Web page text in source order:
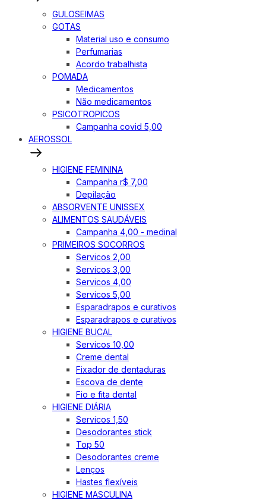
GULOSEIMAS
GOTAS
Material uso e consumo
Perfumarias
Acordo trabalhista
POMADA
Medicamentos
Não medicamentos
PSICOTROPICOS
Campanha covid 5,00
AEROSSOL
HIGIENE FEMININA
Campanha r$ 7,00
Depilação
ABSORVENTE UNISSEX
ALIMENTOS SAUDÁVEIS
Campanha 4,00 - medinal
PRIMEIROS SOCORROS
Servicos 2,00
Servicos 3,00
Servicos 4,00
Servicos 5,00
Esparadrapos e curativos
Esparadrapos e curativos
HIGIENE BUCAL
Servicos 10,00
Creme dental
Fixador de dentaduras
Escova de dente
Fio e fita dental
HIGIENE DIÁRIA
Servicos 1,50
Desodorantes stick
Top 50
Desodorantes creme
Lenços
Hastes flexíveis
HIGIENE MASCULINA